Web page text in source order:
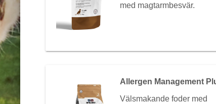
med magtarmbesvär.
Allergen Management
Välsmakande foder med